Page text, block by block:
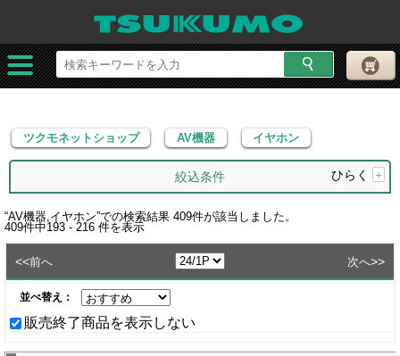
ツクモネットショップ AV機器
ツクモネットショップ AV機器 イヤホン
絞込条件 ひらく +
“AV機器,イヤホン”での検索結果 409件が該当しました。
409件中193 - 216 件を表示
<<前へ 次へ>>
並べ替え：
販売終了商品を表示しない